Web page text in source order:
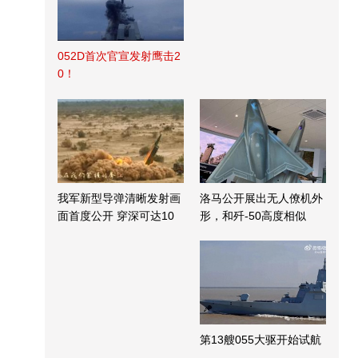
052D首次官宣发射鹰击2
0！
我军新型导弹清晰发射画
面首度公开 穿深可达10
洛马公开展出无人僚机外
形，和歼-50高度相似
第13艘055大驱开始试航